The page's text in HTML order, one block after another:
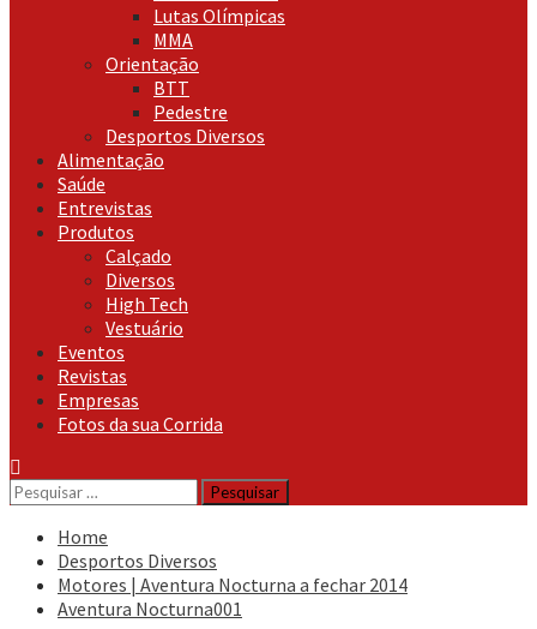
Lutas Olímpicas
MMA
Orientação
BTT
Pedestre
Desportos Diversos
Alimentação
Saúde
Entrevistas
Produtos
Calçado
Diversos
High Tech
Vestuário
Eventos
Revistas
Empresas
Fotos da sua Corrida
Pesquisar
por:
Home
Desportos Diversos
Motores | Aventura Nocturna a fechar 2014
Aventura Nocturna001